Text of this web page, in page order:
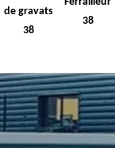
de gravats
38
38